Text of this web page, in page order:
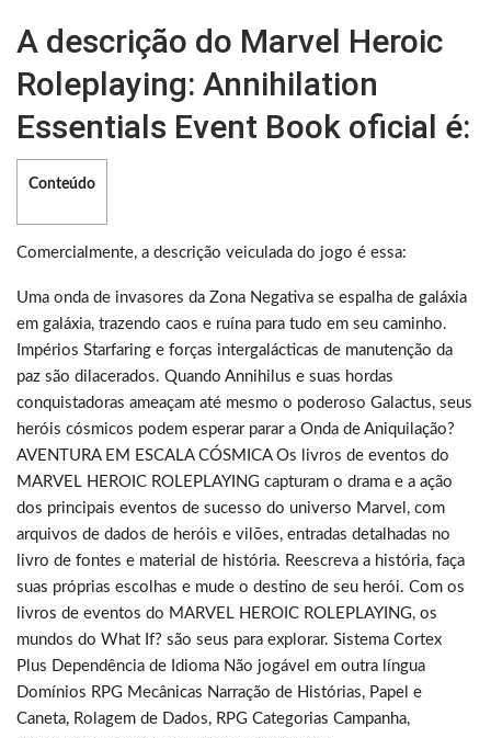
A descrição do Marvel Heroic
Roleplaying: Annihilation
Essentials Event Book oficial é:
Conteúdo
Comercialmente, a descrição veiculada do jogo é essa:
Uma onda de invasores da Zona Negativa se espalha de galáxia
em galáxia, trazendo caos e ruína para tudo em seu caminho.
Impérios Starfaring e forças intergalácticas de manutenção da
paz são dilacerados. Quando Annihilus e suas hordas
conquistadoras ameaçam até mesmo o poderoso Galactus, seus
heróis cósmicos podem esperar parar a Onda de Aniquilação?
AVENTURA EM ESCALA CÓSMICA Os livros de eventos do
MARVEL HEROIC ROLEPLAYING capturam o drama e a ação
dos principais eventos de sucesso do universo Marvel, com
arquivos de dados de heróis e vilões, entradas detalhadas no
livro de fontes e material de história. Reescreva a história, faça
suas próprias escolhas e mude o destino de seu herói. Com os
livros de eventos do MARVEL HEROIC ROLEPLAYING, os
mundos do What If? são seus para explorar. Sistema Cortex
Plus Dependência de Idioma Não jogável em outra língua
Domínios RPG Mecânicas Narração de Histórias, Papel e
Caneta, Rolagem de Dados, RPG Categorias Campanha,